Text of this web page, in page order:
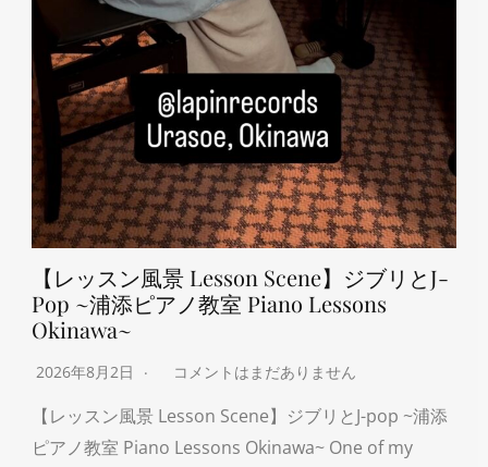
【レッスン風景 Lesson Scene】ジブリとJ-
Pop ~浦添ピアノ教室 Piano Lessons
Okinawa~
2026年8月2日 コメントはまだありません
【レッスン風景 Lesson Scene】ジブリとJ-pop ~浦添
ピアノ教室 Piano Lessons Okinawa~ One of my